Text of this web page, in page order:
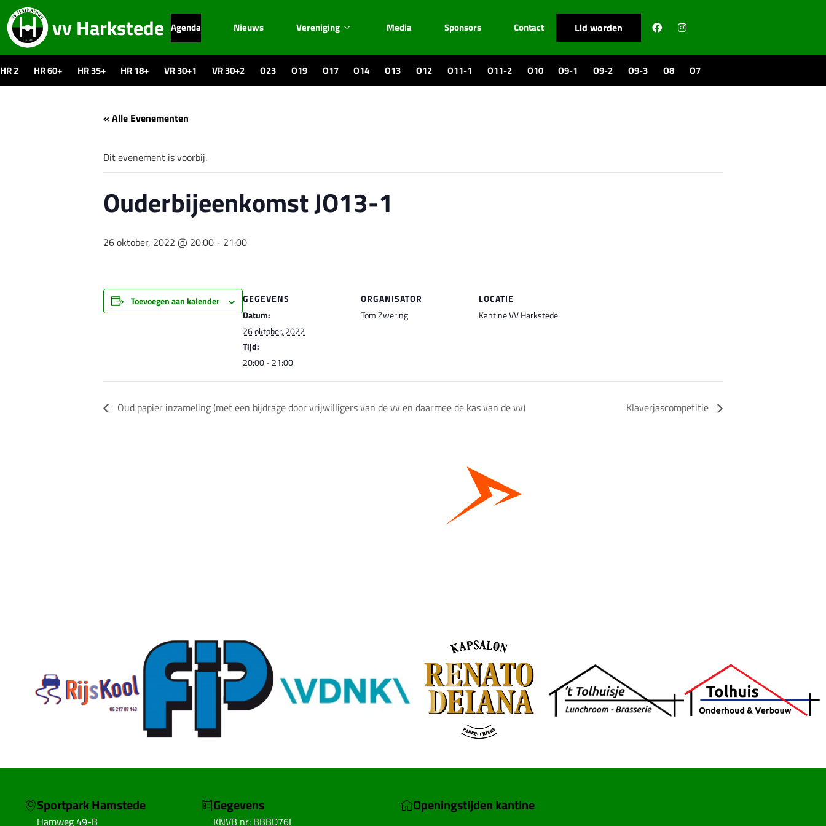
vv Harkstede Agenda Nieuws Vereniging Media Sponsors Contact Lid worden
HR 2 HR 60+ HR 35+ HR 18+ VR 30+1 VR 30+2 O23 O19 O17 O14 O13 O12 O11-1 O11-2 O10 O9-1 O9-2 O9-3 O8 O7
« Alle Evenementen
Dit evenement is voorbij.
Ouderbijeenkomst JO13-1
26 oktober, 2022 @ 20:00 - 21:00
Toevoegen aan kalender
GEGEVENS
Datum:
26 oktober, 2022
Tijd:
20:00 - 21:00
ORGANISATOR
Tom Zwering
LOCATIE
Kantine VV Harkstede
Oud papier inzameling (met een bijdrage door vrijwilligers van de vv en daarmee de kas van de vv) Klaverjascompetitie
Sportpark Hamstede
Hamweg 49-B
Gegevens
KNVB nr: BBBD76I
Openingstijden kantine